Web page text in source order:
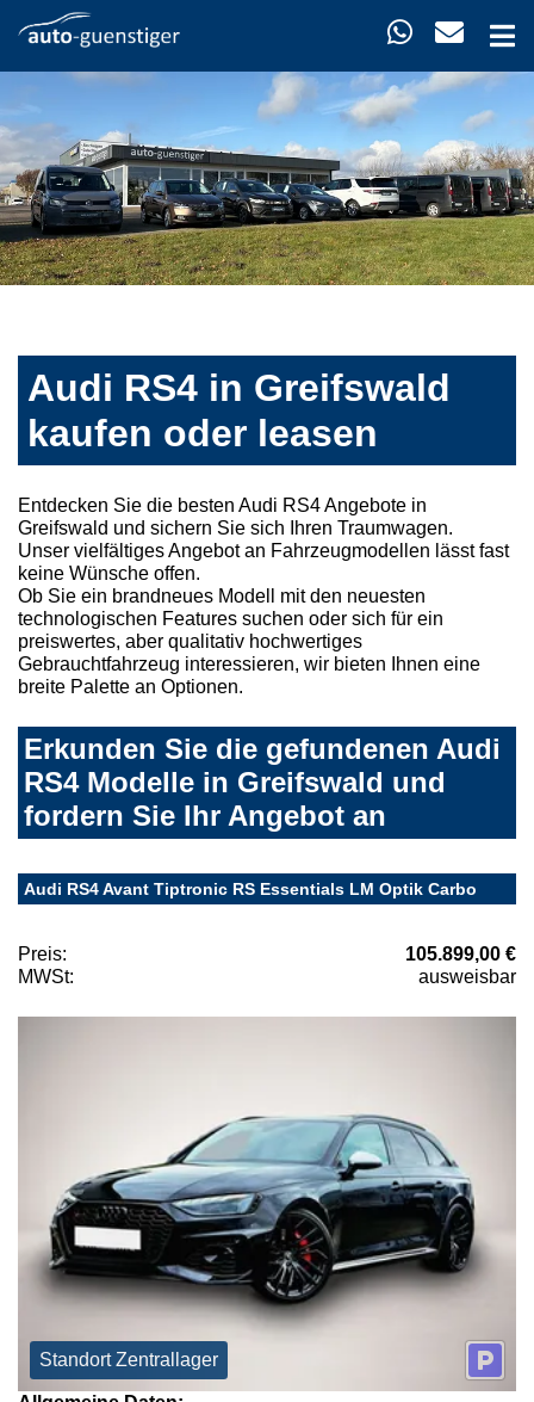
Audi RS4 in Greifswald
kaufen oder leasen
Entdecken Sie die besten Audi RS4 Angebote in
Greifswald und sichern Sie sich Ihren Traumwagen.
Unser vielfältiges Angebot an Fahrzeugmodellen lässt fast
keine Wünsche offen.
Ob Sie ein brandneues Modell mit den neuesten
technologischen Features suchen oder sich für ein
preiswertes, aber qualitativ hochwertiges
Gebrauchtfahrzeug interessieren, wir bieten Ihnen eine
breite Palette an Optionen.
Erkunden Sie die gefundenen Audi
RS4 Modelle in Greifswald und
fordern Sie Ihr Angebot an
Audi RS4 Avant Tiptronic RS Essentials LM Optik Carbo
Preis:
105.899,00 €
MWSt:
ausweisbar
Standort Zentrallager